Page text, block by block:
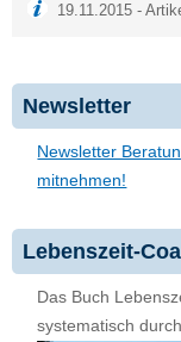
19.11.2015 -
Newsletter
Newsletter
mitnehmen!
Lebenszeit-
Das Buch
systematisch